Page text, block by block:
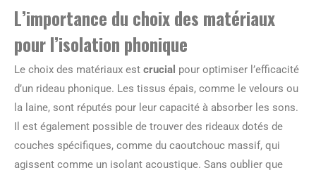
L’importance du choix des matériaux
pour l’isolation phonique
Le choix des matériaux est crucial pour optimiser l’efficacité
d’un rideau phonique. Les tissus épais, comme le velours ou
la laine, sont réputés pour leur capacité à absorber les sons.
Il est également possible de trouver des rideaux dotés de
couches spécifiques, comme du caoutchouc massif, qui
agissent comme un isolant acoustique. Sans oublier que